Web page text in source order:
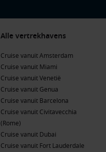
Alle vertrekhavens
Cruise vanuit Amsterdam
Cruise vanuit Miami
Cruise vanuit Venetië
Cruise vanuit Genua
Cruise vanuit Barcelona
Cruise vanuit Civitavecchia
(Rome)
Cruise vanuit Dubai
Cruise vanuit Fort Lauderdale